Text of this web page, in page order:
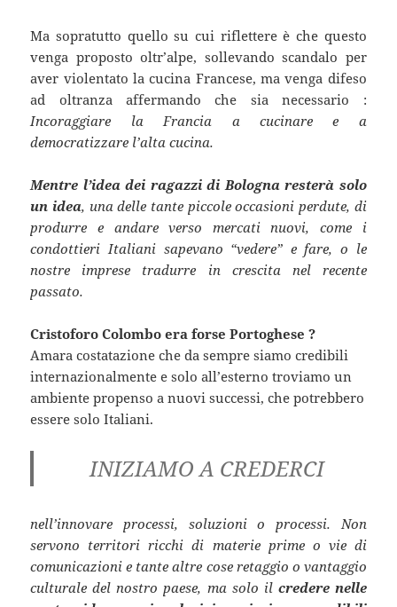
Ma sopratutto quello su cui riflettere è che questo
venga proposto oltr’alpe, sollevando scandalo per
aver violentato la cucina Francese, ma venga difeso
ad oltranza affermando che sia necessario :
Incoraggiare la Francia a cucinare e a
democratizzare l’alta cucina.
Mentre l’idea dei ragazzi di Bologna resterà solo
un idea, una delle tante piccole occasioni perdute, di
produrre e andare verso mercati nuovi, come i
condottieri Italiani sapevano “vedere” e fare, o le
nostre imprese tradurre in crescita nel recente
passato.
Cristoforo Colombo era forse Portoghese ?
Amara costatazione che da sempre siamo credibili
internazionalmente e solo all’esterno troviamo un
ambiente propenso a nuovi successi, che potrebbero
essere solo Italiani.
INIZIAMO A CREDERCI
nell’innovare processi, soluzioni o processi. Non
servono territori ricchi di materie prime o vie di
comunicazioni e tante altre cose retaggio o vantaggio
culturale del nostro paese, ma solo il credere nelle